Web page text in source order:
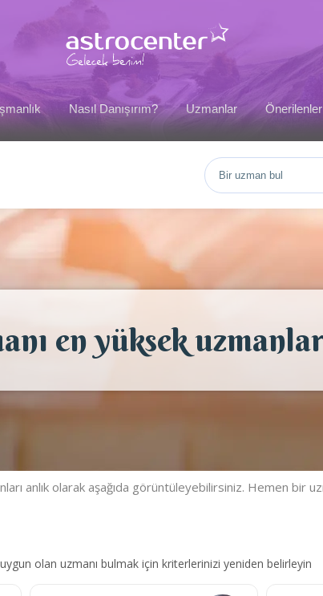
Nasıl Danışırım? Uzmanlar Önerilenler
en yüksek uzmanlar
anlık olarak aşağıda görüntüleyebilirsiniz. Hemen bir
olan uzmanı bulmak için kriterlerinizi yeniden belirleyin